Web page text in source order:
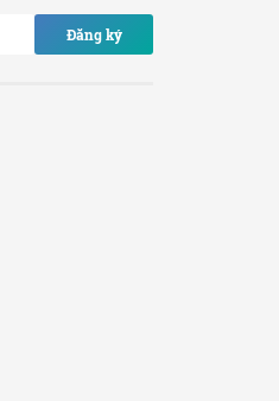
Đăng ký